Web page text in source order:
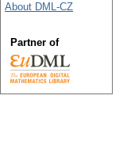
About DML-CZ
Partner of